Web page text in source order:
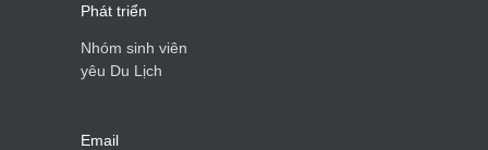
Phát triển
Nhóm sinh viên
yêu Du Lịch
Email